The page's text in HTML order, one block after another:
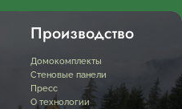
Производство
Домокомплекты
Стеновые панели
Пресс
О технологии